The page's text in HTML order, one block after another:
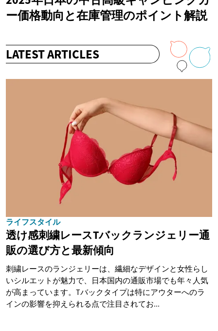
ー価格動向と在庫管理のポイント解説
LATEST ARTICLES
ライフスタイル
透け感刺繍レースTバックランジェリー通
販の選び方と最新傾向
刺繍レースのランジェリーは、繊細なデザインと女性らし
いシルエットが魅力で、日本国内の通販市場でも年々人気
が高まっています。Tバックタイプは特にアウターへのラ
インの影響を抑えられる点で注目されてお...